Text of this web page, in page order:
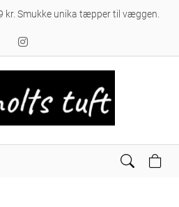
kr. Smukke unika tæpper til væggen.